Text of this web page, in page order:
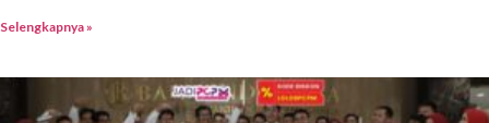
Selengkapnya »